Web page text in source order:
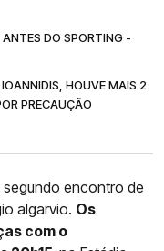
DO SPORTING -
HOUVE MAIS 2
PRECAUÇÃO
encontro de
algarvio. Os
com o